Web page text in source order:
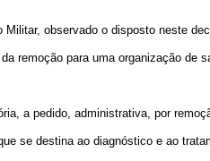
observado o disposto neste
remoção para uma organização de
a pedido, administrativa, por
se destina ao diagnóstico e ao